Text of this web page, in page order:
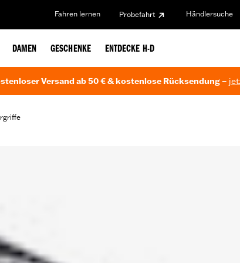
Fahren lernen Probefahrt Händlersuche
DAMEN GESCHENKE ENTDECKE H-D
Versand ab 50 € & kostenlose Rücksendung –